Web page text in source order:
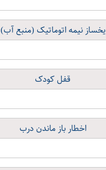
یخساز نیمه اتوماتیک (منبع آب)
قفل کودک
اخطار باز ماندن درب